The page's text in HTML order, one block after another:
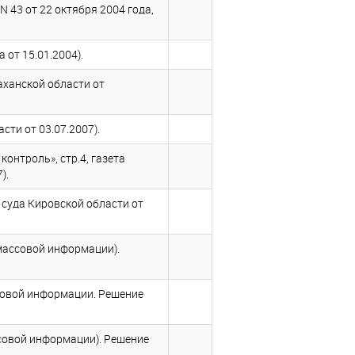
43 от 22 октября 2004 года,
от 15.01.2004).
области от
от 03.07.2007).
стр.4, газета
Кировской области от
информации).
информации. Решение
информации). Решение